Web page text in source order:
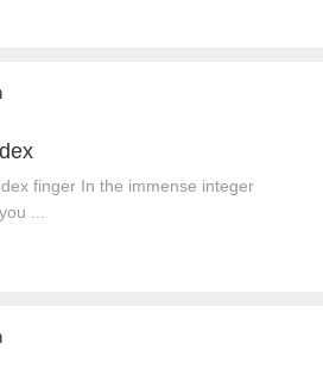
finger In the immense integer
...